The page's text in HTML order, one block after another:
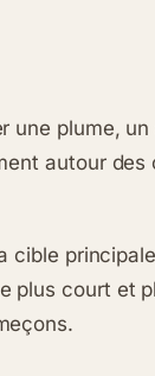
une plume, un
autour des
cible
plus court et